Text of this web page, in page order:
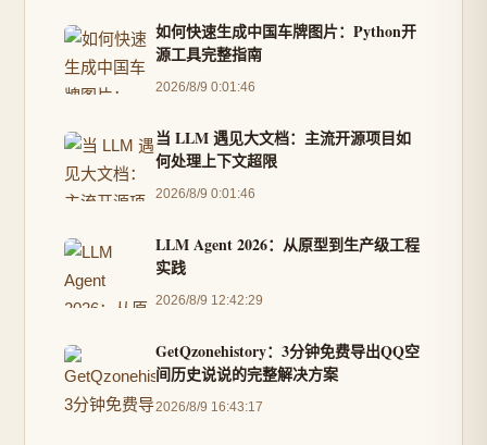
如何快速生成中国车牌图片：Python开
源工具完整指南
2026/8/9 0:01:46
当 LLM 遇见大文档：主流开源项目如
何处理上下文超限
2026/8/9 0:01:46
LLM Agent 2026：从原型到生产级工程
实践
2026/8/9 12:42:29
GetQzonehistory：3分钟免费导出QQ空
间历史说说的完整解决方案
2026/8/9 16:43:17